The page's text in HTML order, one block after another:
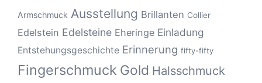
Armschmuck Ausstellung Brillanten Collier
Edelstein Edelsteine Eheringe Einladung
Entstehungsgeschichte Erinnerung fifty-fifty
Fingerschmuck Gold Halsschmuck